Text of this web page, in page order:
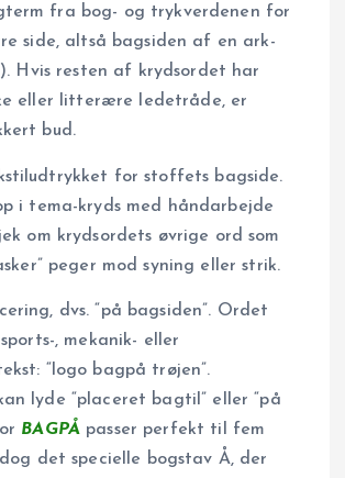
fra bog- og trykverdenen for
side, altså bagsiden af en ark-
Hvis resten af krydsordet har
eller litterære ledetråde, er
bud.
for stoffets bagside.
i tema-kryds med håndarbejde
om krydsordets øvrige ord som
peger mod syning eller strik.
dvs. “på bagsiden”. Ordet
, mekanik- eller
“logo bagpå trøjen”.
lyde “placeret bagtil” eller “på
BAGPÅ passer perfekt til fem
det specielle bogstav Å, der